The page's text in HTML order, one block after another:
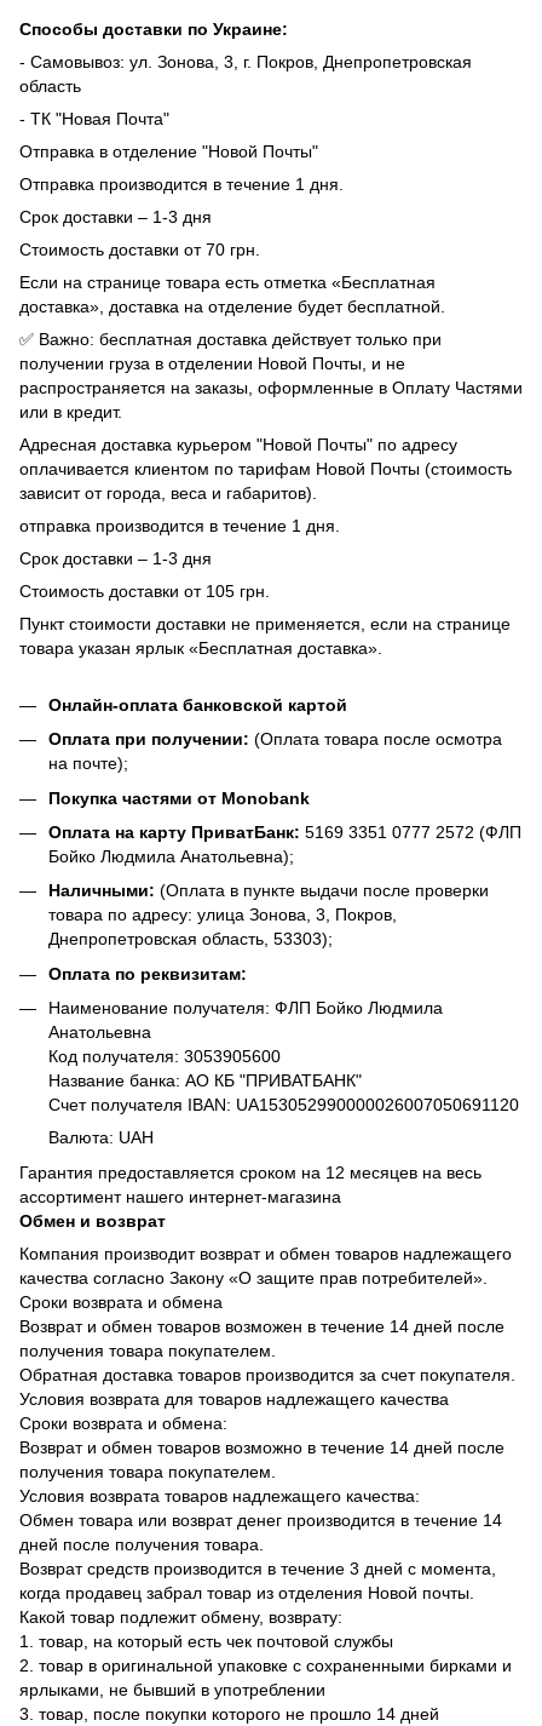
Способы доставки по Украине:
- Самовывоз: ул. Зонова, 3, г. Покров, Днепропетровская
область
- ТК "Новая Почта"
Отправка в отделение "Новой Почты"
Отправка производится в течение 1 дня.
Срок доставки – 1-3 дня
Стоимость доставки от 70 грн.
Если на странице товара есть отметка «Бесплатная
доставка», доставка на отделение будет бесплатной.
✅ Важно: бесплатная доставка действует только при
получении груза в отделении Новой Почты, и не
распространяется на заказы, оформленные в Оплату Частями
или в кредит.
Адресная доставка курьером "Новой Почты" по адресу
оплачивается клиентом по тарифам Новой Почты (стоимость
зависит от города, веса и габаритов).
отправка производится в течение 1 дня.
Срок доставки – 1-3 дня
Стоимость доставки от 105 грн.
Пункт стоимости доставки не применяется, если на странице
товара указан ярлык «Бесплатная доставка».
Онлайн-оплата банковской картой
Оплата при получении: (Оплата товара после осмотра
на почте);
Покупка частями от Monobank
Оплата на карту ПриватБанк: 5169 3351 0777 2572 (ФЛП
Бойко Людмила Анатольевна);
Наличными: (Оплата в пункте выдачи после проверки
товара по адресу: улица Зонова, 3, Покров,
Днепропетровская область, 53303);
Оплата по реквизитам:
Наименование получателя: ФЛП Бойко Людмила
Анатольевна
Код получателя: 3053905600
Название банка: АО КБ "ПРИВАТБАНК"
Счет получателя IBAN: UA153052990000026007050691120
Валюта: UAH
Гарантия предоставляется сроком на 12 месяцев на весь
ассортимент нашего интернет-магазина
Обмен и возврат
Компания производит возврат и обмен товаров надлежащего
качества согласно Закону «О защите прав потребителей».
Сроки возврата и обмена
Возврат и обмен товаров возможен в течение 14 дней после
получения товара покупателем.
Обратная доставка товаров производится за счет покупателя.
Условия возврата для товаров надлежащего качества
Сроки возврата и обмена:
Возврат и обмен товаров возможно в течение 14 дней после
получения товара покупателем.
Условия возврата товаров надлежащего качества:
Обмен товара или возврат денег производится в течение 14
дней после получения товара.
Возврат средств производится в течение 3 дней с момента,
когда продавец забрал товар из отделения Новой почты.
Какой товар подлежит обмену, возврату:
1. товар, на который есть чек почтовой службы
2. товар в оригинальной упаковке с сохраненными бирками и
ярлыками, не бывший в употреблении
3. товар, после покупки которого не прошло 14 дней